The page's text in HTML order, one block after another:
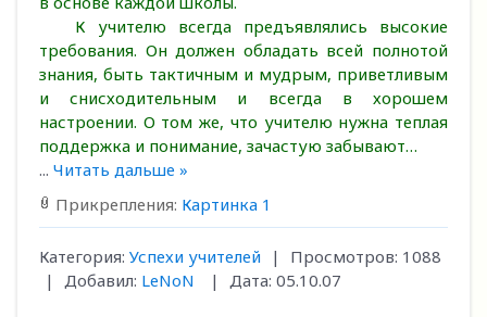
К учителю всегда предъявлялись высокие
требования. Он должен обладать всей полнотой
знания, быть тактичным и мудрым, приветливым
и снисходительным и всегда в хорошем
настроении. О том же, что учителю нужна теплая
поддержка и понимание, зачастую забывают…
... Читать дальше »
Прикрепления: Картинка 1
Категория: Успехи учителей | Просмотров: 1088
|
Добавил: LeNoN | Дата: 05.10.07